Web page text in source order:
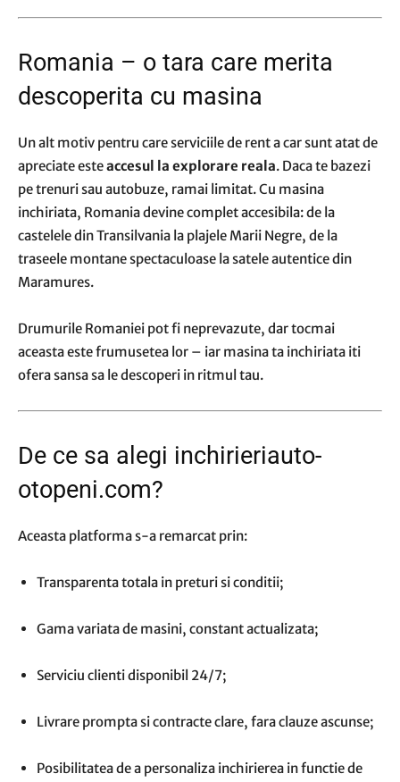
Romania – o tara care merita
descoperita cu masina
Un alt motiv pentru care serviciile de rent a car sunt atat de
apreciate esteaccesul la explorare reala. Daca te bazezi
pe trenuri sau autobuze, ramai limitat. Cu masina
inchiriata, Romania devine complet accesibila: de la
castelele din Transilvania la plajele Marii Negre, de la
traseele montane spectaculoase la satele autentice din
Maramures.
Drumurile Romaniei pot fi neprevazute, dar tocmai
aceasta este frumusetea lor – iar masina ta inchiriata iti
ofera sansa sa le descoperi in ritmul tau.
De ce sa alegi inchirieriauto-
otopeni.com?
Aceasta platforma s-a remarcat prin:
Transparenta totala in preturi si conditii;
Gama variata de masini, constant actualizata;
Serviciu clienti disponibil 24/7;
Livrare prompta si contracte clare, fara clauze ascunse;
Posibilitatea de a personaliza inchirierea in functie de